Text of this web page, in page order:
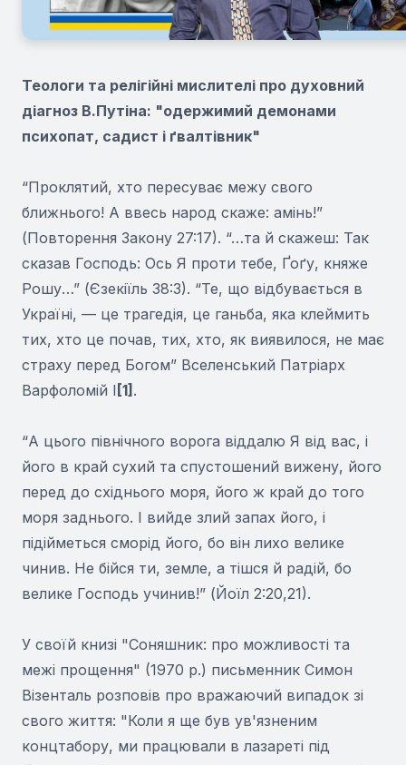
Теологи та релігійні мислителі про духовний
діагноз В.Путіна: "одержимий демонами
психопат, садист і ґвалтівник"
“Проклятий, хто пересуває межу свого
ближнього! А ввесь народ скаже: амінь!”
(Повторення Закону 27:17). “…та й скажеш: Так
сказав Господь: Ось Я проти тебе, Ґоґу, княже
Рошу…” (Єзекiїль 38:3). “Те, що відбувається в
Україні, — це трагедія, це ганьба, яка клеймить
тих, хто це почав, тих, хто, як виявилося, не має
страху перед Богом” Вселенський Патріарх
Варфоломій I [1] .
“А цього північного ворога віддалю Я від вас, і
його в край сухий та спустошений вижену, його
перед до східнього моря, його ж край до того
моря заднього. І вийде злий запах його, і
підійметься сморід його, бо він лихо велике
чинив. Не бійся ти, земле, а тішся й радій, бо
велике Господь учинив!” (Йоїл 2:20,21).
У своїй книзі "Соняшник: про можливості та
межі прощення" (1970 р.) письменник Симон
Візенталь розповів про вражаючий випадок зі
свого життя: "Коли я ще був ув'язненим
концтабору, ми працювали в лазареті під